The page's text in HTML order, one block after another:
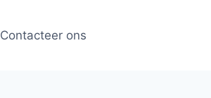
Contacteer ons